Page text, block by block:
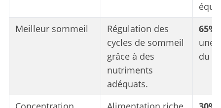
Meilleur sommeil
Régulation des
cycles de sommeil
grâce à des
nutriments
adéquats.
65%
une
du